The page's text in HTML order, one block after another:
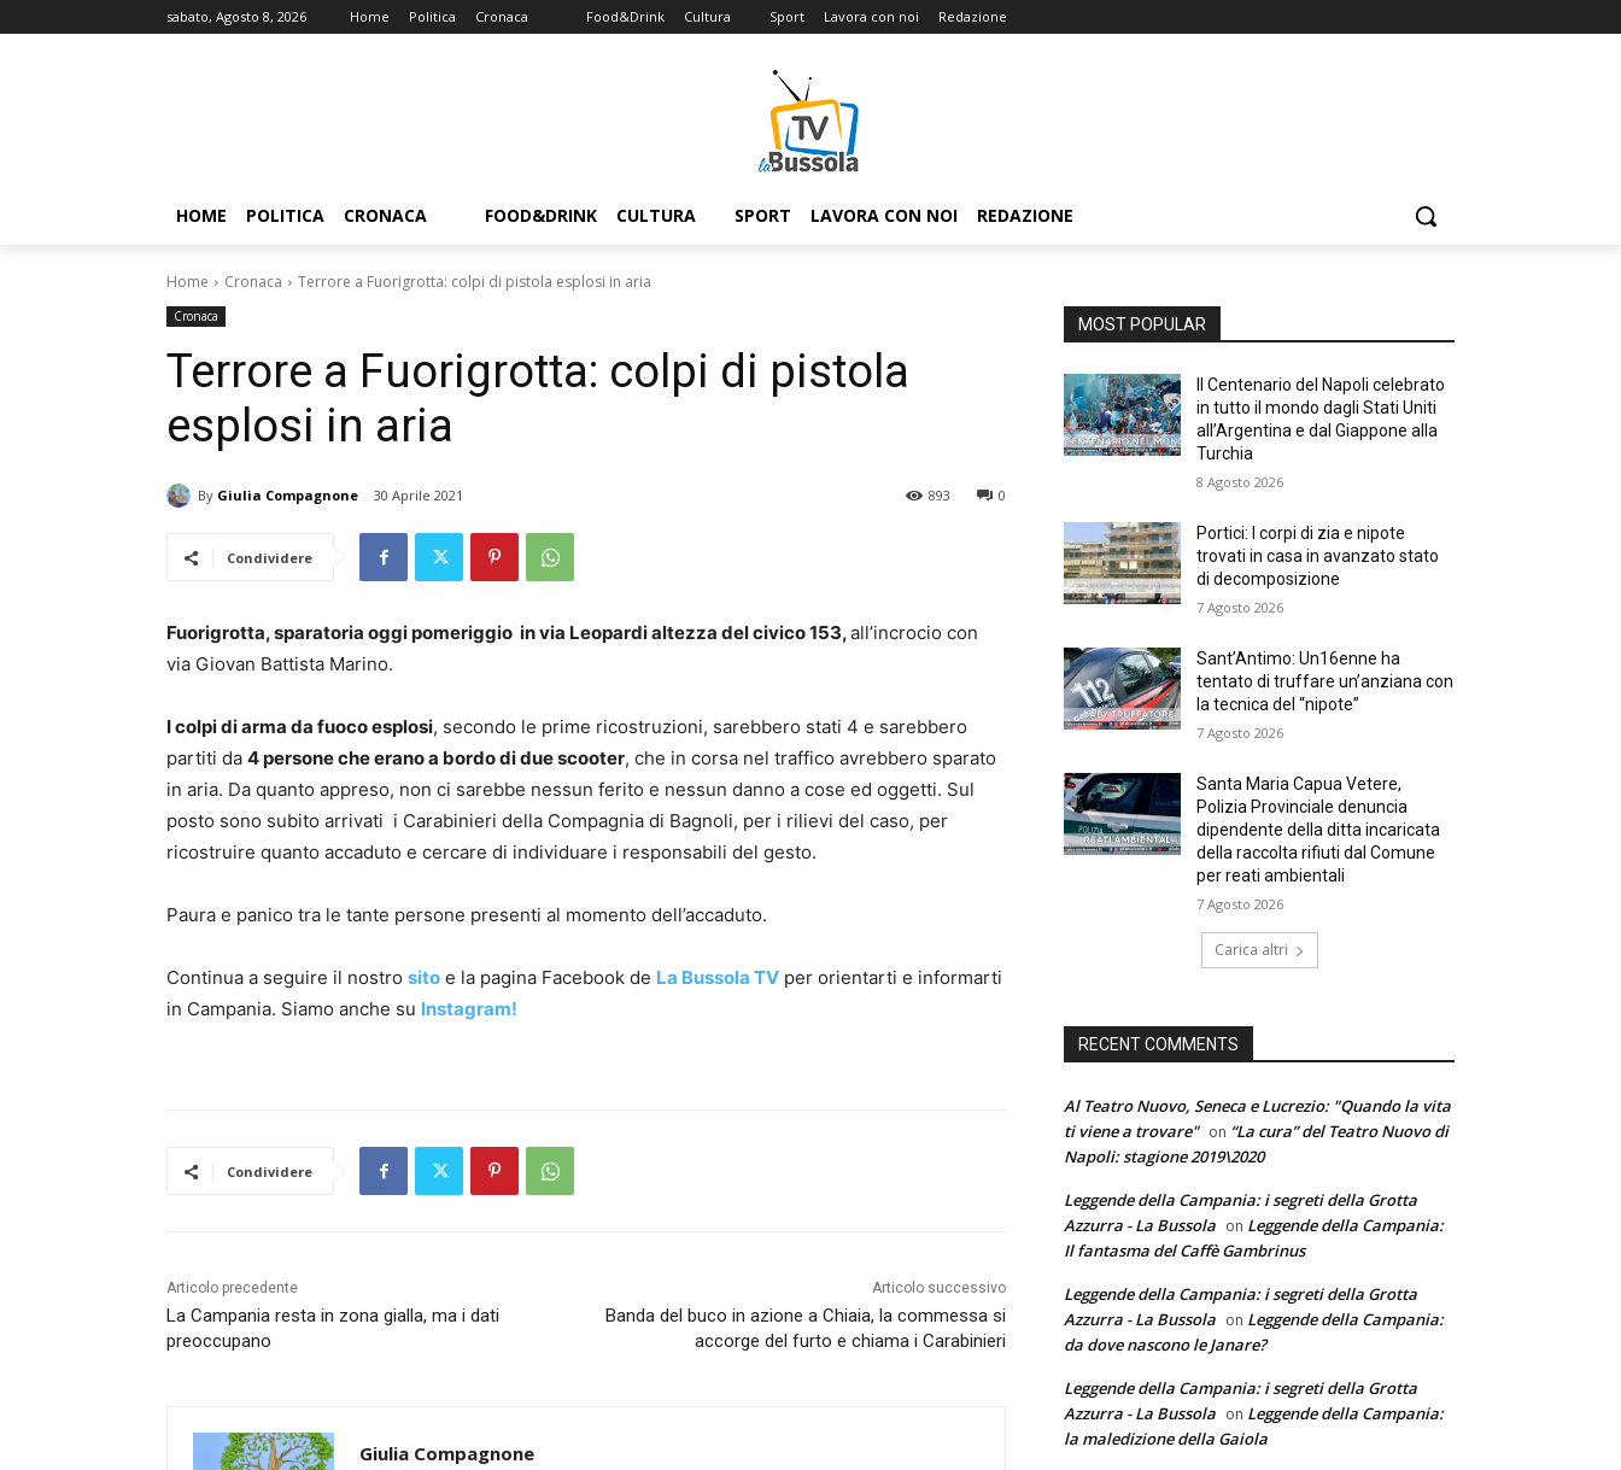
sabato, Agosto 8, 2026 Home Politica Cronaca Food&Drink Cultura Sport Lavora con noi Redazione
HOME POLITICA CRONACA FOOD&DRINK CULTURA SPORT LAVORA CON NOI REDAZIONE
Home Cronaca Terrore a Fuorigrotta: colpi di pistola esplosi in aria
Cronaca
Terrore a Fuorigrotta: colpi di pistola
esplosi in aria
By Giulia Compagnone 30 Aprile 2021 0
893
Condividere
Fuorigrotta, sparatoria oggi pomeriggio in via Leopardi altezza del civico 153,all’incrocio con
via Giovan Battista Marino.
I colpi di arma da fuoco esplosi, secondo le prime ricostruzioni, sarebbero stati 4 e sarebbero
partiti da 4 persone che erano a bordo di due scooter, che in corsa nel traffico avrebbero sparato
in aria. Da quanto appreso, non ci sarebbe nessun ferito e nessun danno a cose ed oggetti. Sul
posto sono subito arrivati i Carabinieri della Compagnia di Bagnoli, per i rilievi del caso, per
ricostruire quanto accaduto e cercare di individuare i responsabili del gesto.
Paura e panico tra le tante persone presenti al momento dell’accaduto.
Continua a seguire il nostro sito e la pagina Facebook de La Bussola TV per orientarti e informarti
in Campania. Siamo anche su Instagram!
Condividere
Articolo precedente
La Campania resta in zona gialla, ma i dati
preoccupano
Articolo successivo
Banda del buco in azione a Chiaia, la commessa si
accorge del furto e chiama i Carabinieri
Giulia Compagnone
MOST POPULAR
Il Centenario del Napoli celebrato
in tutto il mondo dagli Stati Uniti
all’Argentina e dal Giappone alla
Turchia
8 Agosto 2026
Portici: I corpi di zia e nipote
trovati in casa in avanzato stato
di decomposizione
7 Agosto 2026
Sant’Antimo: Un16enne ha
tentato di truffare un’anziana con
la tecnica del “nipote”
7 Agosto 2026
Santa Maria Capua Vetere,
Polizia Provinciale denuncia
dipendente della ditta incaricata
della raccolta rifiuti dal Comune
per reati ambientali
7 Agosto 2026
Carica altri
RECENT COMMENTS
Al Teatro Nuovo, Seneca e Lucrezio: "Quando la vita
ti viene a trovare" on “La cura” del Teatro Nuovo di
Napoli: stagione 2019\2020
Leggende della Campania: i segreti della Grotta
Azzurra - La Bussola on Leggende della Campania:
Il fantasma del Caffè Gambrinus
Leggende della Campania: i segreti della Grotta
Azzurra - La Bussola on Leggende della Campania:
da dove nascono le Janare?
Leggende della Campania: i segreti della Grotta
Azzurra - La Bussola on Leggende della Campania:
la maledizione della Gaiola